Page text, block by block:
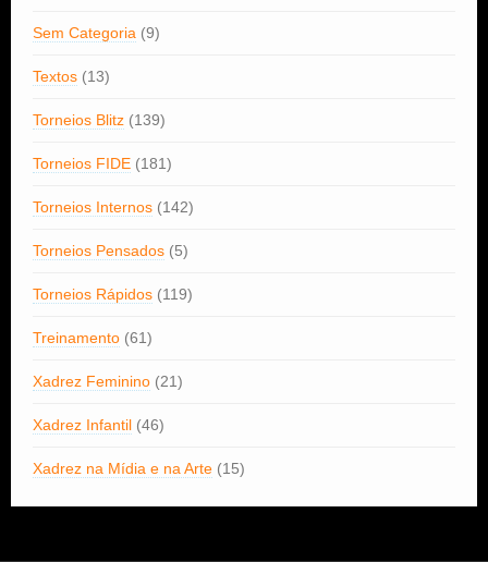
Sem Categoria (9)
Textos (13)
Torneios Blitz (139)
Torneios FIDE (181)
Torneios Internos (142)
Torneios Pensados (5)
Torneios Rápidos (119)
Treinamento (61)
Xadrez Feminino (21)
Xadrez Infantil (46)
Xadrez na Mídia e na Arte (15)